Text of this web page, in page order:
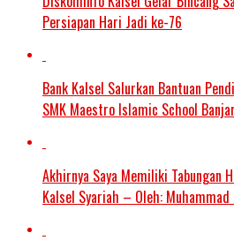
Persiapan Hari Jadi ke-76
Bank Kalsel Salurkan Bantuan
SMK Maestro Islamic School
Akhirnya Saya Memiliki Tabungan
Kalsel Syariah – Oleh: Muhammad